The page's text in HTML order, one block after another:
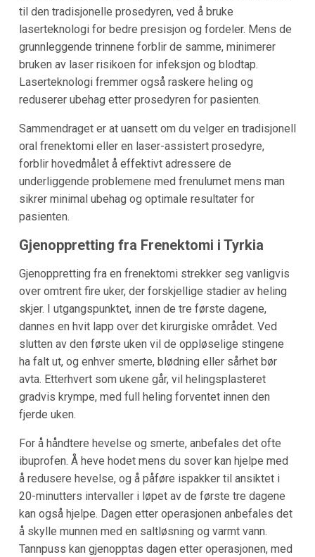
til den tradisjonelle prosedyren, ved å bruke
laserteknologi for bedre presisjon og fordeler. Mens de
grunnleggende trinnene forblir de samme, minimerer
bruken av laser risikoen for infeksjon og blodtap.
Laserteknologi fremmer også raskere heling og
reduserer ubehag etter prosedyren for pasienten.
Sammendraget er at uansett om du velger en tradisjonell
oral frenektomi eller en laser-assistert prosedyre,
forblir hovedmålet å effektivt adressere de
underliggende problemene med frenulumet mens man
sikrer minimal ubehag og optimale resultater for
pasienten.
Gjenoppretting fra Frenektomi i Tyrkia
Gjenoppretting fra en frenektomi strekker seg vanligvis
over omtrent fire uker, der forskjellige stadier av heling
skjer. I utgangspunktet, innen de tre første dagene,
dannes en hvit lapp over det kirurgiske området. Ved
slutten av den første uken vil de oppløselige stingene
ha falt ut, og enhver smerte, blødning eller sårhet bør
avta. Etterhvert som ukene går, vil helingsplasteret
gradvis krympe, med full heling forventet innen den
fjerde uken.
For å håndtere hevelse og smerte, anbefales det ofte
ibuprofen. Å heve hodet mens du sover kan hjelpe med
å redusere hevelse, og å påføre ispakker til ansiktet i
20-minutters intervaller i løpet av de første tre dagene
kan også hjelpe. Dagen etter operasjonen anbefales det
å skylle munnen med en saltløsning og varmt vann.
Tannpuss kan gjenopptas dagen etter operasjonen, med